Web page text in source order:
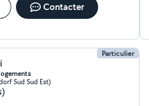
Contacter
Particulier
Sud Sud Est)